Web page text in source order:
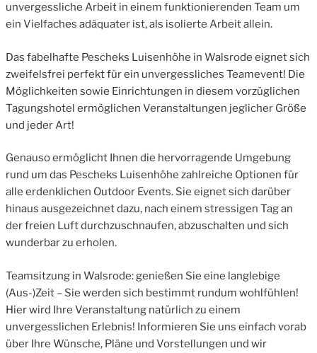
unvergessliche Arbeit in einem funktionierenden Team um
ein Vielfaches adäquater ist, als isolierte Arbeit allein.
Das fabelhafte Pescheks Luisenhöhe in Walsrode eignet sich
zweifelsfrei perfekt für ein unvergessliches Teamevent! Die
Möglichkeiten sowie Einrichtungen in diesem vorzüglichen
Tagungshotel ermöglichen Veranstaltungen jeglicher Größe
und jeder Art!
Genauso ermöglicht Ihnen die hervorragende Umgebung
rund um das Pescheks Luisenhöhe zahlreiche Optionen für
alle erdenklichen Outdoor Events. Sie eignet sich darüber
hinaus ausgezeichnet dazu, nach einem stressigen Tag an
der freien Luft durchzuschnaufen, abzuschalten und sich
wunderbar zu erholen.
Teamsitzung in Walsrode: genießen Sie eine langlebige
(Aus-)Zeit – Sie werden sich bestimmt rundum wohlfühlen!
Hier wird Ihre Veranstaltung natürlich zu einem
unvergesslichen Erlebnis! Informieren Sie uns einfach vorab
über Ihre Wünsche, Pläne und Vorstellungen und wir